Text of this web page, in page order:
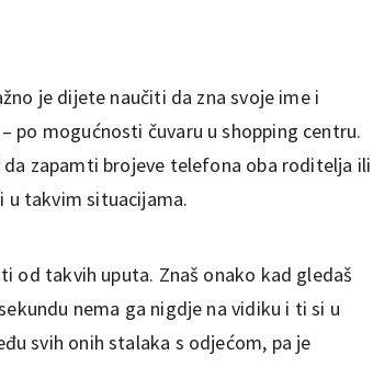
je dijete naučiti da zna svoje ime i
po mogućnosti čuvaru u shopping centru.
zapamti brojeve telefona oba roditelja ili
u takvim situacijama.
od takvih uputa. Znaš onako kad gledaš
nema ga nigdje na vidiku i ti si u
svih onih stalaka s odjećom, pa je